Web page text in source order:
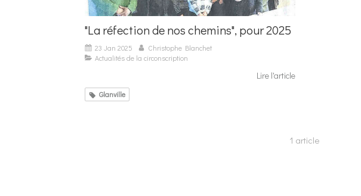
"La réfection de nos chemins", pour 2025
23 Jan 2025
Christophe Blanchet
Actualités de la circonscription
Lire l'article
Glanville
1 article